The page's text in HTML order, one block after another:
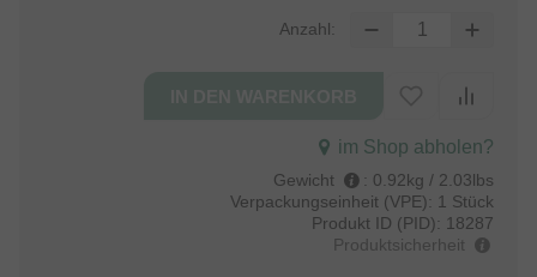
Anzahl:
im Shop abholen?
Gewicht : 0.92kg / 2.03lbs
Verpackungseinheit (VPE): 1 Stück
Produkt ID (PID): 18287
Produktsicherheit